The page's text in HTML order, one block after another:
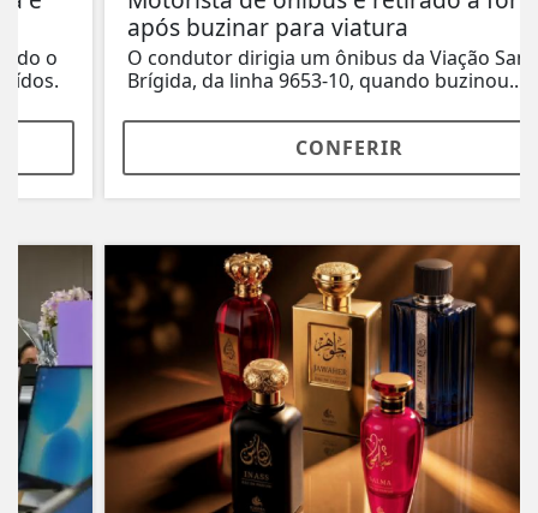
após buzinar para viatura
O condutor dirigia um ônibus da Viação Santa
Brígida, da linha 9653-10, quando buzinou...
CONFERIR